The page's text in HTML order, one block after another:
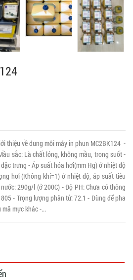
thiệu về dung môi máy in phun MC2BK124 -
sắc: Là chất lỏng, không mầu, trong suốt -
trưng - Áp suất hóa hơi(mm Hg) ở nhiệt độ
hơi (Không khí=1) ở nhiệt độ, áp suất tiêu
290g/l (ở 200C) - Độ PH: Chưa có thông
- Trọng lượng phân tử: 72.1 - Dùng để pha
mực khác -...